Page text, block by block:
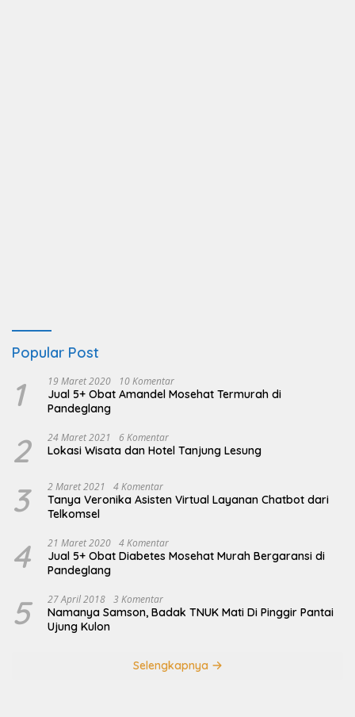
Popular Post
1 19 Maret 2020 10 Komentar
Jual 5+ Obat Amandel Mosehat Termurah di
Pandeglang
2 24 Maret 2021 6 Komentar
Lokasi Wisata dan Hotel Tanjung Lesung
3 2 Maret 2021 4 Komentar
Tanya Veronika Asisten Virtual Layanan Chatbot dari
Telkomsel
4 21 Maret 2020 4 Komentar
Jual 5+ Obat Diabetes Mosehat Murah Bergaransi di
Pandeglang
5 27 April 2018 3 Komentar
Namanya Samson, Badak TNUK Mati Di Pinggir Pantai
Ujung Kulon
Selengkapnya